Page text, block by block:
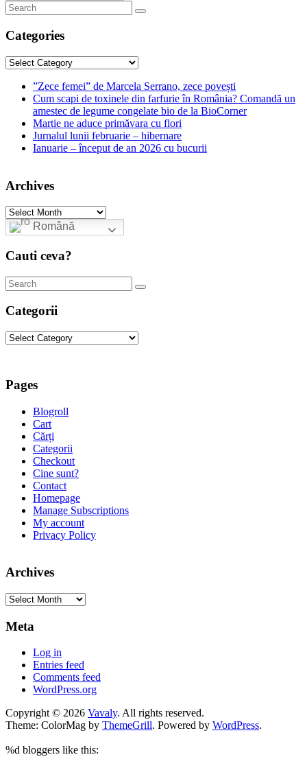
Categories
Categories
”Zece femei” de Marcela Serrano, zece povești
Cum scapi de toxinele din farfurie în România? Comandă un
amestec de legume congelate bio de la BioCorner
Martie ne aduce primăvara cu flori
Jurnalul lunii februarie – hibernare
Ianuarie – început de an 2026 cu bucurii
Archives
Archives
Română
Cauti ceva?
Categorii
Categorii
Pages
Blogroll
Cart
Cărți
Categorii
Checkout
Cine sunt?
Contact
Homepage
Manage Subscriptions
My account
Privacy Policy
Archives
Archives
Meta
Log in
Entries feed
Comments feed
WordPress.org
Copyright © 2026 Vavaly. All rights reserved.
Theme: ColorMag by ThemeGrill. Powered by WordPress.
%d bloggers like this: